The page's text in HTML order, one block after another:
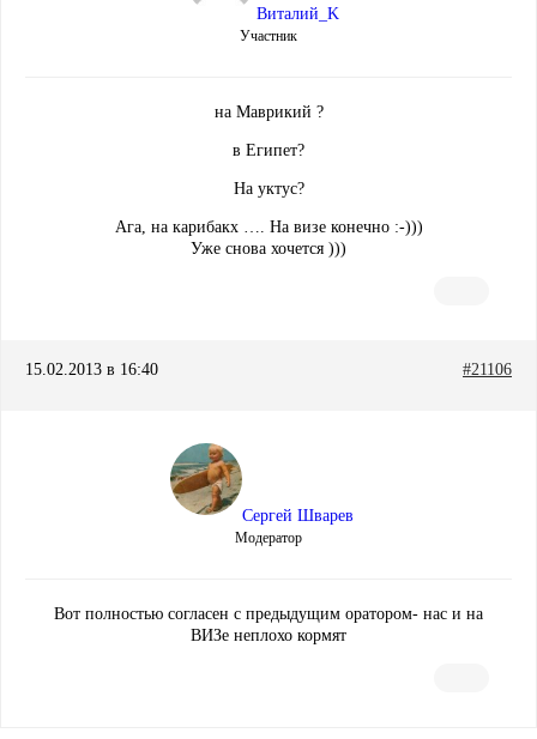
Виталий_K
Участник
на Маврикий ?
в Египет?
На уктус?
Ага, на карибакх …. На визе конечно :-)))
Уже снова хочется )))
15.02.2013 в 16:40 #21106
Сергей Шварев
Модератор
Вот полностью согласен с предыдущим оратором- нас и на
ВИЗе неплохо кормят